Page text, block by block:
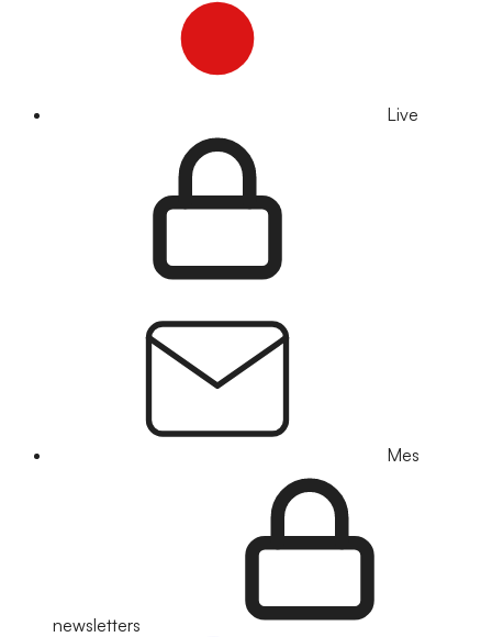
Live
Mes
newsletters